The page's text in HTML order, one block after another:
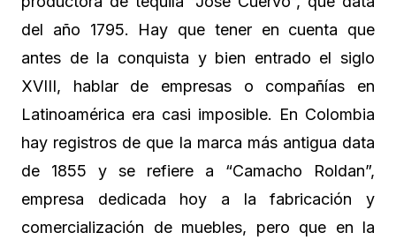
del año 1795. Hay que tener en cuenta que
antes de la conquista y bien entrado el siglo
XVIII, hablar de empresas o compañías en
Latinoamérica era casi imposible. En Colombia
hay registros de que la marca más antigua data
de 1855 y se refiere a “Camacho Roldan”,
empresa dedicada hoy a la fabricación y
comercialización de muebles, pero que en la